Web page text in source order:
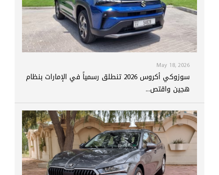
May 18, 2026
سوزوكي أكروس 2026 تنطلق رسمياً في الإمارات بنظام
هجين واقتص...